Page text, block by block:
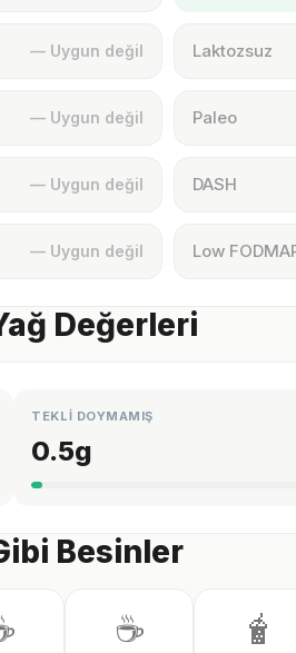
— Uygun değil Laktozsuz
— Uygun değil Paleo
— Uygun değil DASH
— Uygun değil Low
Değerleri
TEKLİ DOYMAMIŞ
0.5g
Besinler
☕ 🧋